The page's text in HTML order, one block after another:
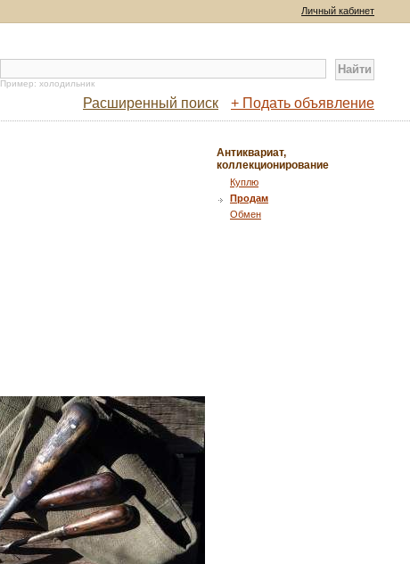
Личный кабинет
Пример: холодильник
Расширенный поиск + Подать объявление
Антиквариат,
коллекционирование
Куплю
Продам
Обмен